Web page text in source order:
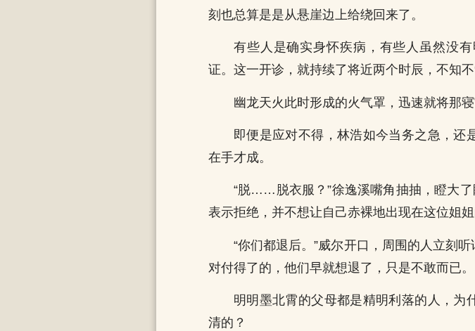
刻也总算是是从悬崖边上给绕回来了。
有些人是确实身怀疾病，有些人虽然没
证。这一开诊，就持续了将近两个时辰，不知
幽龙天火此时形成的火气罩，迅速就将那
即便是应对不得，林浩如今当务之急，还
在手才成。
“脱……脱衣服？”徐逸溪嘴角抽抽，瞪大
表示拒绝，并不想让自己赤裸地出现在这位姐姐
“你们都退后。”威尔开口，周围的人立刻
对付得了的，他们早就想退了，只是不敢而已。
明明墨北霄的父母都是精明利落的人，为
清的？